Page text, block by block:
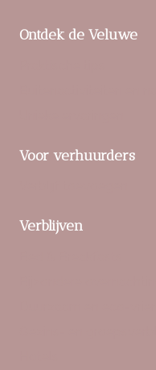
Ontdek de Veluwe
Voor verhuurders
Verblijven